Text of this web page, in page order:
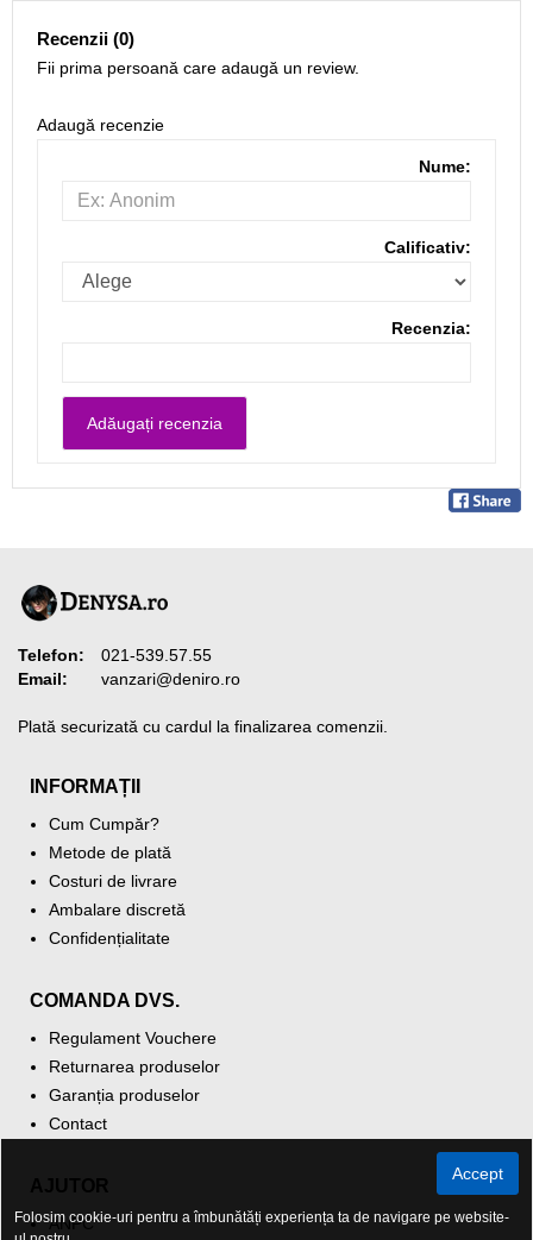
Recenzii (0)
Fii prima persoană care adaugă un review.
Adaugă recenzie
Nume:
Calificativ:
Recenzia:
Telefon:
021-539.57.55
Email:
vanzari@deniro.ro
Plată securizată cu cardul la finalizarea comenzii.
INFORMAȚII
Cum Cumpăr?
Metode de plată
Costuri de livrare
Ambalare discretă
Confidențialitate
COMANDA DVS.
Regulament Vouchere
Returnarea produselor
Garanția produselor
Contact
ANPC
Accept
Folosim cookie-uri pentru a îmbunătăți experiența ta de navigare pe website-